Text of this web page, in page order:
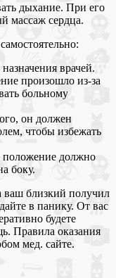
дыхание. При его
массаж сердца.
врачей.
произошло из-за
больному
он должен
чтобы избежать
положение должно
боку.
ваш близкий получил
в панику. От вас
будете
Правила оказания
мед. сайте.